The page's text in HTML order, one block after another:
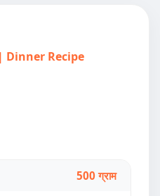
Dinner Recipe
500 ग्राम